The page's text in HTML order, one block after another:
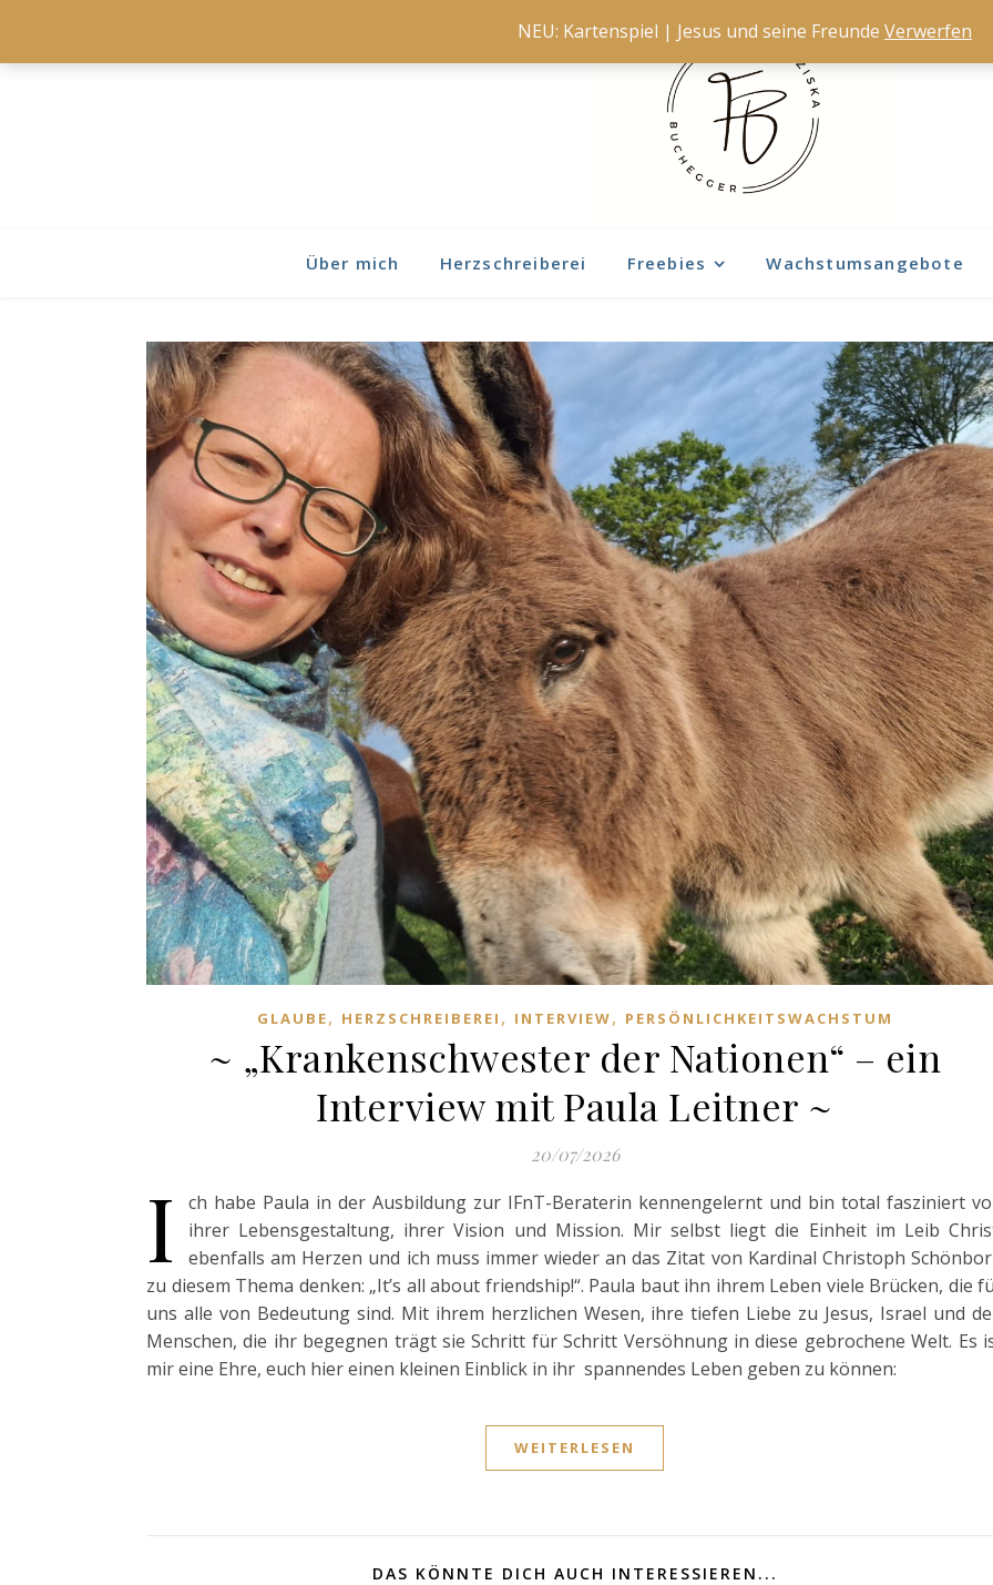
Über mich Herzschreiberei Freebies Wachstumsangebote
GLAUBE, HERZSCHREIBEREI , INTERVIEW, PERSÖNLICHKEITSWACHSTUM
~ „Krankenschwester der Nationen“ – ein
Interview mit Paula Leitner ~
20/07/2026
I
ch habe Paula in der Ausbildung zur IFnT-Beraterin kennengelernt und bin total fasziniert
ihrer Lebensgestaltung, ihrer Vision und Mission. Mir selbst liegt die Einheit im Leib
ebenfalls am Herzen und ich muss immer wieder an das Zitat von Kardinal Christoph
zu diesem Thema denken: „It’s all about friendship!“. Paula baut ihn ihrem Leben viele Brücken, die
uns alle von Bedeutung sind. Mit ihrem herzlichen Wesen, ihre tiefen Liebe zu Jesus, Israel und
Menschen, die ihr begegnen trägt sie Schritt für Schritt Versöhnung in diese gebrochene Welt. Es
mir eine Ehre, euch hier einen kleinen Einblick in ihr spannendes Leben geben zu können:
WEITERLESEN
DAS KÖNNTE DICH AUCH INTERESSIEREN...
NEU: Kartenspiel | Jesus und seine Freunde Verwerfen